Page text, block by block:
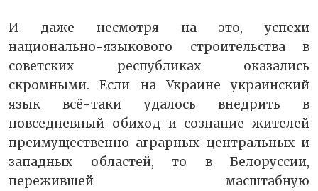
И даже несмотря на это, успехи
национально-языкового строительства в
советских республиках оказались
скромными. Если на Украине украинский
язык всё-таки удалось внедрить в
повседневный обиход и сознание жителей
преимущественно аграрных центральных и
западных областей, то в Белоруссии,
пережившей масштабную